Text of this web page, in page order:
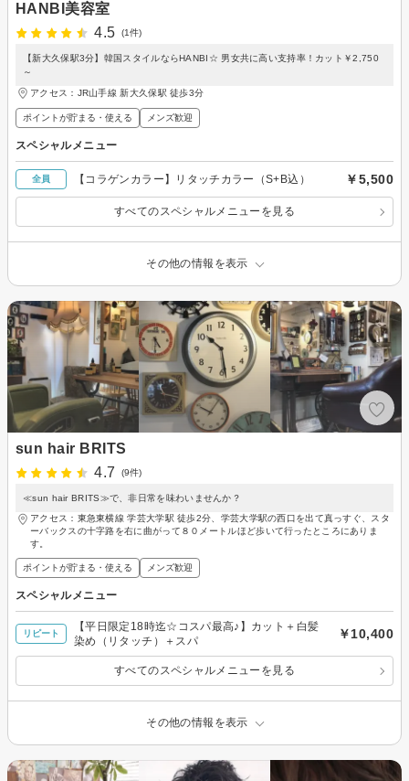
HANBI美容室
4.5
(1件)
【新大久保駅3分】韓国スタイルならHANBI☆ 男女共に高い支持率！カット￥2,750
～
アクセス：JR山手線 新大久保駅 徒歩3分
ポイントが貯まる・使える メンズ歓迎
スペシャルメニュー
全員 【コラゲンカラー】リタッチカラー（S+B込） ￥5,500
すべてのスペシャルメニューを見る
その他の情報を表示
sun hair BRITS
4.7
(9件)
≪sun hair BRITS≫で、非日常を味わいませんか？
アクセス：東急東横線 学芸大学駅 徒歩2分、学芸大学駅の西口を出て真っすぐ、スタ
ーバックスの十字路を右に曲がって８０メートルほど歩いて行ったところにありま
す。
ポイントが貯まる・使える メンズ歓迎
スペシャルメニュー
リピート
【平日限定18時迄☆コスパ最高♪】カット＋白髪
染め（リタッチ）＋スパ
￥10,400
すべてのスペシャルメニューを見る
その他の情報を表示